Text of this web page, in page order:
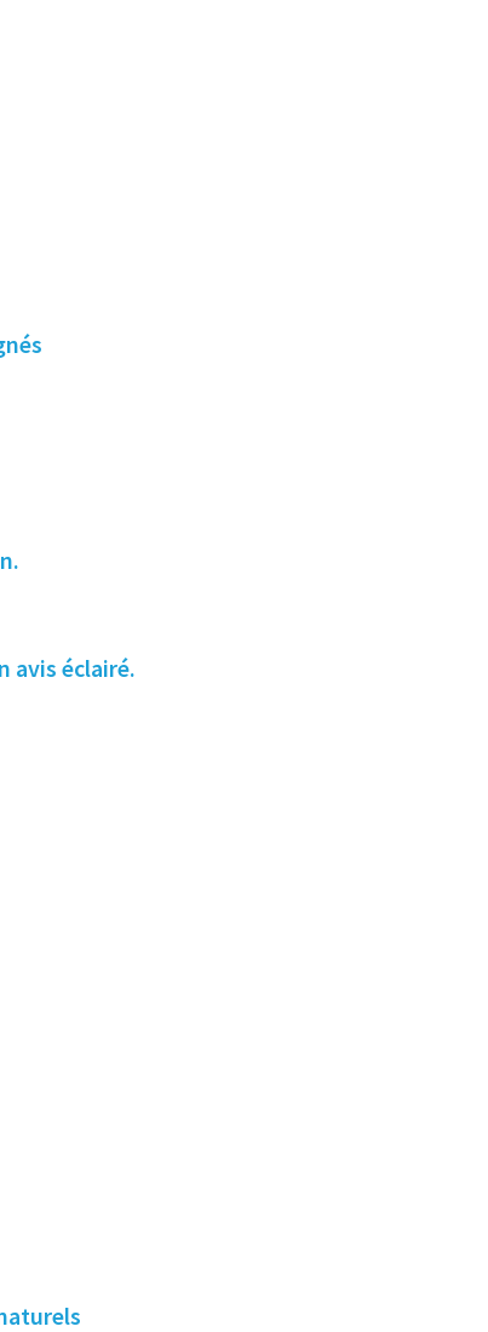
avis éclairé.